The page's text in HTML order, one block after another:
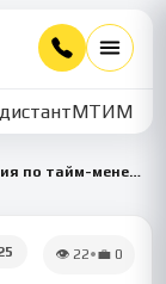
МТИММУ
Практические задания по тайм-менеджменту: SMART-цели и хронокарта
👁 22•💼 0